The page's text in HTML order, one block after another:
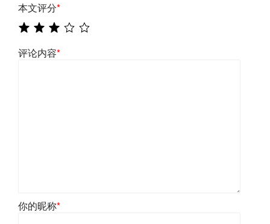
本文评分*
评论内容*
你的昵称*